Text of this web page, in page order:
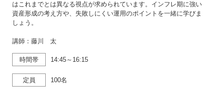
はこれまでとは異なる視点が求められています。インフレ期に強い
資産形成の考え方や、失敗しにくい運用のポイントを一緒に学びま
しょう。
講師：藤川 太
時間帯 14:45～16:15
定員 100名